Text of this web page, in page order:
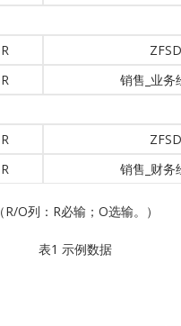
R
R
销售_业务
R
R 销售_财务
（R/O列：R必输；O选输。）
表1 示例数据